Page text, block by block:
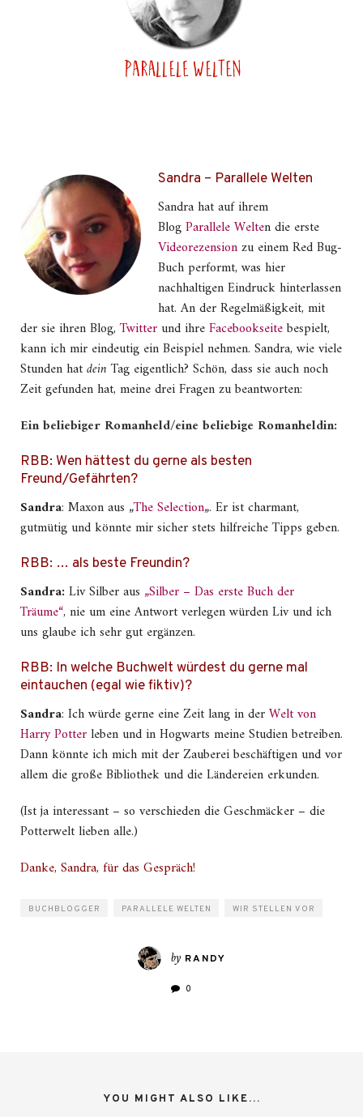
Sandra – Parallele Welten
Sandra hat auf ihrem
BlogParallele Welten die erste
Videorezensionzu einem Red Bug-
Buch performt, was hier
nachhaltigen Eindruck hinterlassen
hat. An der Regelmäßigkeit, mit
der sie ihren Blog,Twitterund ihreFacebookseitebespielt,
kann ich mir eindeutig ein Beispiel nehmen. Sandra, wie viele
Stunden hatdeinTag eigentlich? Schön, dass sie auch noch
Zeit gefunden hat, meine drei Fragen zu beantworten:
Ein beliebiger Romanheld/eine beliebige Romanheldin:
RBB: Wen hättest du gerne als besten
Freund/Gefährten?
Sandra: Maxon aus „The Selection„. Er ist charmant,
gutmütig und könnte mir sicher stets hilfreiche Tipps geben.
RBB: … als beste Freundin?
Sandra: Liv Silber aus „Silber – Das erste Buch der
Träume“, nie um eine Antwort verlegen würden Liv und ich
uns glaube ich sehr gut ergänzen.
RBB: In welche Buchwelt würdest du gerne mal
eintauchen (egal wie fiktiv)?
Sandra: Ich würde gerne eine Zeit lang in derWelt von
Harry Potterleben und in Hogwarts meine Studien betreiben.
Dann könnte ich mich mit der Zauberei beschäftigen und vor
allem die große Bibliothek und die Ländereien erkunden.
(Ist ja interessant – so verschieden die Geschmäcker – die
Potterwelt lieben alle.)
Danke, Sandra, für das Gespräch!
BUCHBLOGGER PARALLELE WELTEN WIR STELLEN VOR
by RANDY
0
YOU MIGHT ALSO LIKE...